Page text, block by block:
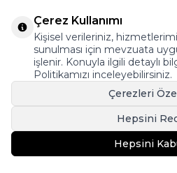
bölgenizi daha geniş
3. Kum Saati Vücut Tipi
Kalça, Belirgin Bel)
Mevcut dengeyi korumak ve beli ön
Beli oturan
Vücut hatlarınızı
modeller yerine,
Çerez Kullanımı
Kişisel verileriniz,
sunulması için mevzuata
işlenir. Konuyla ilgili detaylı
Politikamızı inceleyebilirsiniz.
Çerezleri
Hepsini
Hepsini